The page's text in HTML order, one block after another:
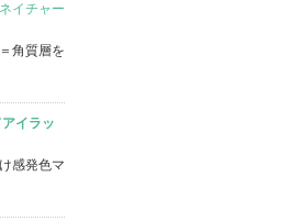
イチャー
角質層を
イラッ
感発色マ